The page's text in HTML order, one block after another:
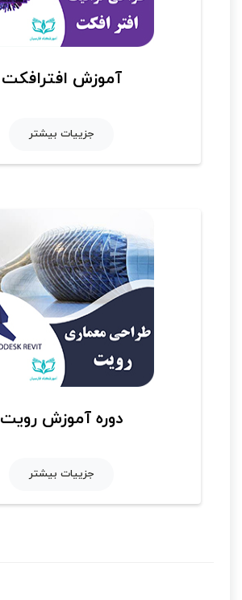
آموزش افترافکت
جزییات بیشتر
دوره آموزش رویت
جزییات بیشتر